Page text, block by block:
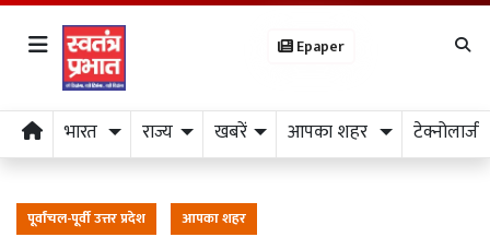
Epaper
भारत राज्य खबरें आपका शहर टेक्नोलाजी
पूर्वांचल-पूर्वी उत्तर प्रदेश आपका शहर